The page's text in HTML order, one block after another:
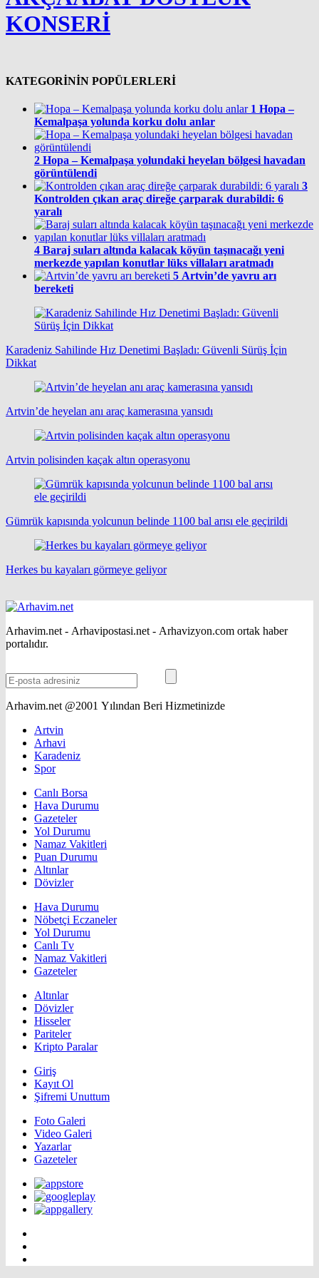
KONSERİ
KATEGORİNİN POPÜLERLERİ
1 Hopa –
Kemalpaşa yolunda korku dolu anlar
2 Hopa – Kemalpaşa yolundaki heyelan bölgesi havadan
görüntülendi
3
Kontrolden çıkan araç direğe çarparak durabildi: 6
yaralı
4 Baraj suları altında kalacak köyün taşınacağı yeni
merkezde yapılan konutlar lüks villaları aratmadı
5 Artvin’de yavru arı
bereketi
Karadeniz Sahilinde Hız Denetimi Başladı: Güvenli Sürüş İçin
Dikkat
Artvin’de heyelan anı araç kamerasına yansıdı
Artvin polisinden kaçak altın operasyonu
Gümrük kapısında yolcunun belinde 1100 bal arısı ele geçirildi
Herkes bu kayaları görmeye geliyor
Arhavim.net - Arhavipostasi.net - Arhavizyon.com ortak haber
portalıdır.
Arhavim.net @2001 Yılından Beri Hizmetinizde
Artvin
Arhavi
Karadeniz
Spor
Canlı Borsa
Hava Durumu
Gazeteler
Yol Durumu
Namaz Vakitleri
Puan Durumu
Altınlar
Dövizler
Hava Durumu
Nöbetçi Eczaneler
Yol Durumu
Canlı Tv
Namaz Vakitleri
Gazeteler
Altınlar
Dövizler
Hisseler
Pariteler
Kripto Paralar
Giriş
Kayıt Ol
Şifremi Unuttum
Foto Galeri
Video Galeri
Yazarlar
Gazeteler